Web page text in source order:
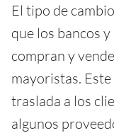
El tipo de
que los bancos
compran y
mayoristas.
traslada a los
algunos